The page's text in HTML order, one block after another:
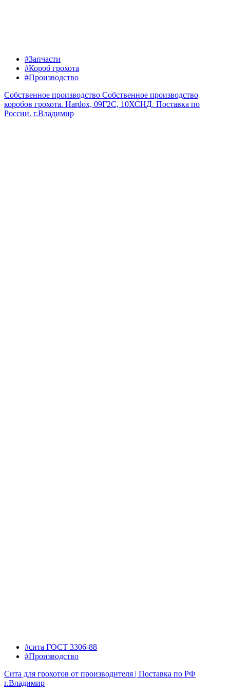
#Запчасти
#Короб грохота
#Производство
Собственное производство Собственное производство
коробов грохота. Hardox, 09Г2С, 10ХСНД. Поставка по
России. г.Владимир
#сита ГОСТ 3306-88
#Производство
Сита для грохотов от производителя | Поставка по РФ
г.Владимир